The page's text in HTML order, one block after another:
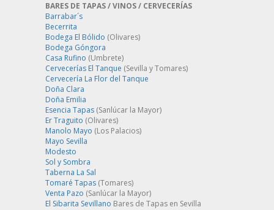
BARES DE TAPAS / VINOS / CERVECERÍAS
Barrabar´s
Becerrita
Bodega El Bólido (Olivares)
Bodega Góngora
Casa Rufino (Umbrete)
Cervecerías El Tanque (Sevilla y Tomares)
Cervecería La Flor del Tanque
Doña Clara
Doña Emilia
Esencia Tapas (Sanlúcar la Mayor)
Er Traguito (Olivares)
Manolo Mayo (Los Palacios)
Mayo Sevilla
Modesto
Sol y Sombra
Taberna La Sal
Tomaré Tapas (Tomares)
Venta Pazo (Sanlúcar la Mayor)
El Sibarita Sevillano Bares de Tapas en Sevilla